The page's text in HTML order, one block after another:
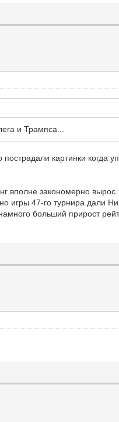
и Трампса...
пострадали картинки когда
вполне закономерно вырос.
игры 47-го турнира дали
больший прирост